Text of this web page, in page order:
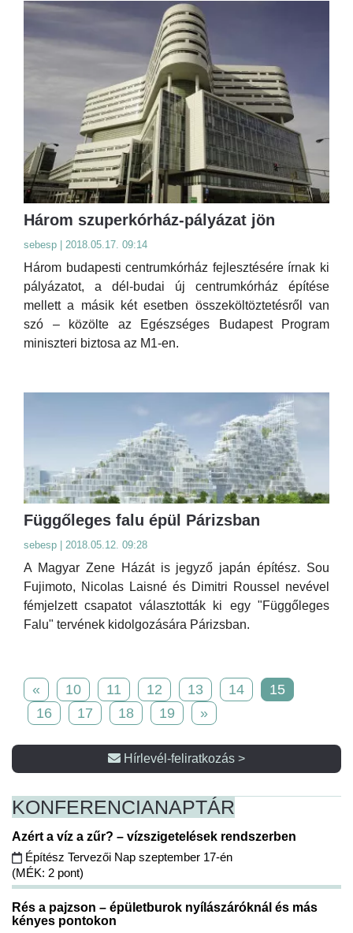
Három szuperkórház-pályázat jön
sebesp | 2018.05.17. 09:14
Három budapesti centrumkórház fejlesztésére írnak ki
pályázatot, a dél-budai új centrumkórház építése
mellett a másik két esetben összeköltöztetésről van
szó – közölte az Egészséges Budapest Program
miniszteri biztosa az M1-en.
Függőleges falu épül Párizsban
sebesp | 2018.05.12. 09:28
A Magyar Zene Házát is jegyző japán építész. Sou
Fujimoto, Nicolas Laisné és Dimitri Roussel nevével
fémjelzett csapatot választották ki egy "Függőleges
Falu" tervének kidolgozására Párizsban.
« 10 11 12 13 14
15
16
17 18 19 »
Hírlevél-feliratkozás >
KONFERENCIANAPTÁR
Azért a víz a zűr? – vízszigetelések rendszerben
Építész Tervezői Nap szeptember 17-én
(MÉK: 2 pont)
Rés a pajzson – épületburok nyílászáróknál és más
kényes pontokon